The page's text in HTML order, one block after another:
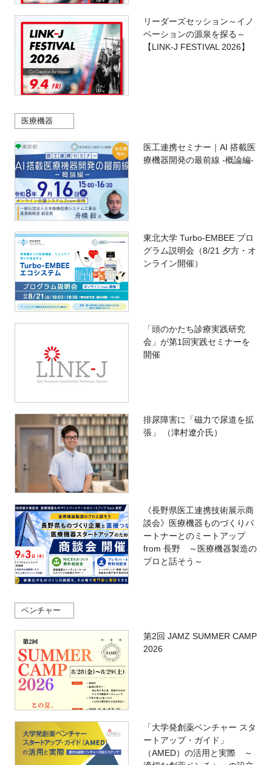
リーダーズセッション～イノ
ベーションの源泉を探る～
【LINK-J FESTIVAL 2026】
医療機器
医工連携セミナー｜AI 搭載医
療機器開発の最前線 -概論編-
東北大学 Turbo-EMBEE プロ
グラム説明会（8/21 夕方・オ
ンライン開催）
「頭のかたち診療実践研究
会」が第1回実践セミナーを
開催
排尿障害に「磁力で尿道を拡
張」 （津村遼介氏）
《長野県医工連携技術展示商
談会》医療機器ものづくりパ
ートナーとのミートアップ
from 長野 ～医療機器製造の
プロと話そう～
ベンチャー
第2回 JAMZ SUMMER CAMP
2026
「大学発創薬ベンチャー スタ
ートアップ・ガイド」
（AMED）の活用と実際 ～